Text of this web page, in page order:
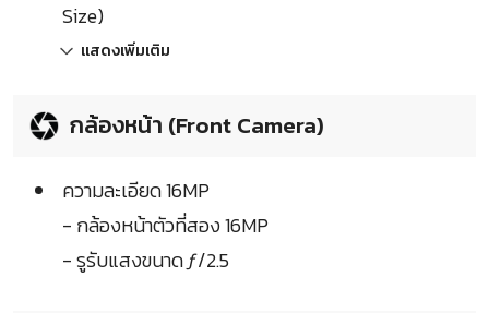
Size)
แสดงเพิ่มเติม
กล้องหน้า (Front Camera)
ความละเอียด 16MP
- กล้องหน้าตัวที่สอง 16MP
- รูรับแสงขนาด ƒ/2.5